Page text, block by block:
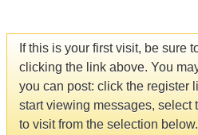
If this is your first visit, be sure
clicking the link above. You
you can post: click the register
start viewing messages, select
to visit from the selection below.